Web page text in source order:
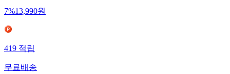
7%13,990원
419적립
무료배송